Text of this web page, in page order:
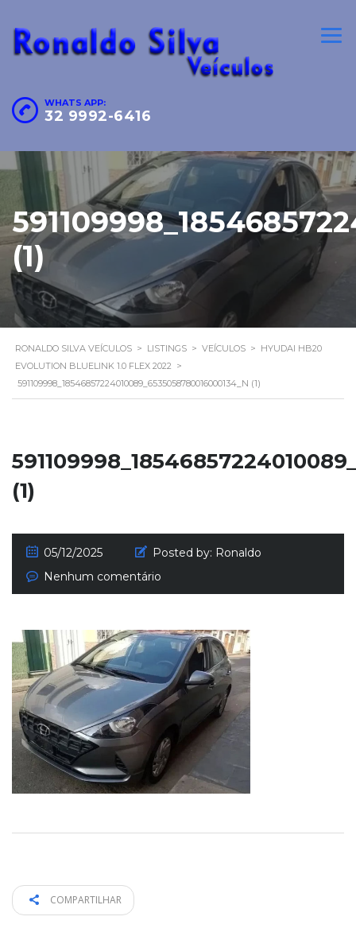
WHATS APP:
32 9992-6416
(1)
RONALDO SILVA VEÍCULOS > LISTINGS > VEÍCULOS > HYUDAI HB20
EVOLUTION BLUELINK 1.0 FLEX 2022 >
591109998_18546857224010089_6535058780016000134_N (1)
(1)
05/12/2025 Posted by: Ronaldo
Nenhum comentário
COMPARTILHAR